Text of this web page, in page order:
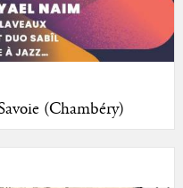
(Chambéry)